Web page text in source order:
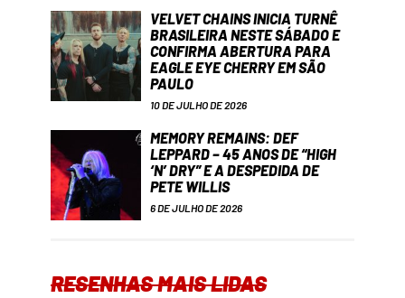
VELVET CHAINS INICIA TURNÊ
BRASILEIRA NESTE SÁBADO E
CONFIRMA ABERTURA PARA
EAGLE EYE CHERRY EM SÃO
PAULO
10 DE JULHO DE 2026
MEMORY REMAINS: DEF
LEPPARD – 45 ANOS DE “HIGH
‘N’ DRY” E A DESPEDIDA DE
PETE WILLIS
6 DE JULHO DE 2026
RESENHAS MAIS LIDAS